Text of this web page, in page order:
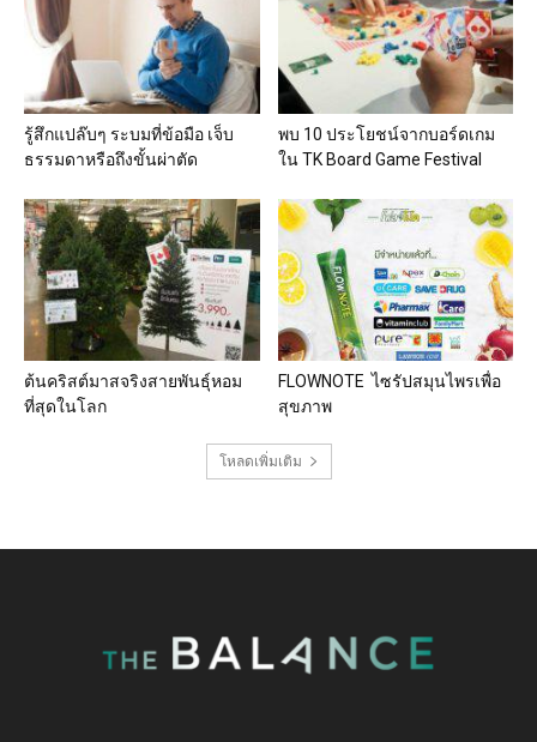
รู้สึกแปล๊บๆ ระบมที่ข้อมือ เจ็บ
ธรรมดาหรือถึงขั้นผ่าตัด
พบ 10 ประโยชน์จากบอร์ดเกม
ใน TK Board Game Festival
ต้นคริสต์มาสจริงสายพันธุ์หอม
ที่สุดในโลก
FLOWNOTE ไซรัปสมุนไพรเพื่อ
สุขภาพ
โหลดเพิ่มเติม